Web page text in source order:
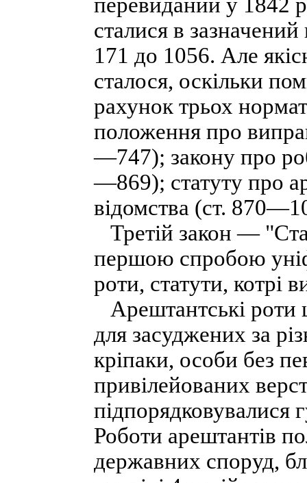
сталися в
171 до 1056. Але
сталося, оскільки
рахунок трьох
положення про
—747); закону про
—869); статуту про
відомства (ст.
Третій закон —
першою спробою
роти, статути, котрі
Арештантські роти
для засуджених за
кріпаки, особи без
привілейованих
підпорядковувалися
Роботи арештантів
державних споруд,